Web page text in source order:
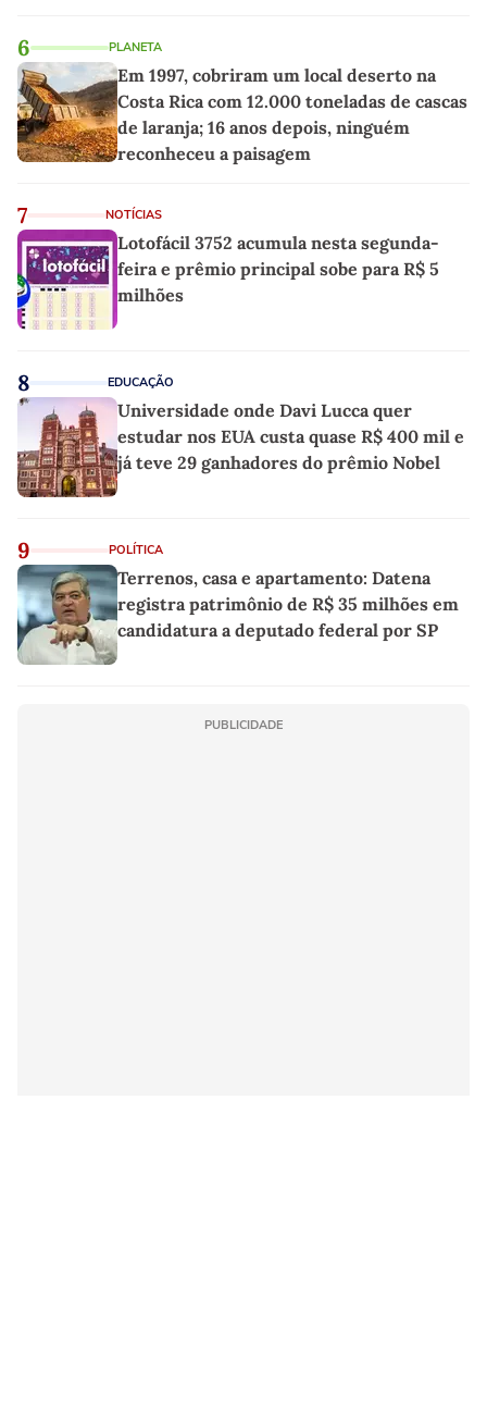
6 PLANETA
Em 1997, cobriram um local deserto na
Costa Rica com 12.000 toneladas de cascas
de laranja; 16 anos depois, ninguém
reconheceu a paisagem
7 NOTÍCIAS
Lotofácil 3752 acumula nesta segunda-
feira e prêmio principal sobe para R$ 5
milhões
8 EDUCAÇÃO
Universidade onde Davi Lucca quer
estudar nos EUA custa quase R$ 400 mil e
já teve 29 ganhadores do prêmio Nobel
9 POLÍTICA
Terrenos, casa e apartamento: Datena
registra patrimônio de R$ 35 milhões em
candidatura a deputado federal por SP
PUBLICIDADE